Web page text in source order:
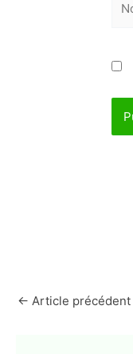
← Article précédent